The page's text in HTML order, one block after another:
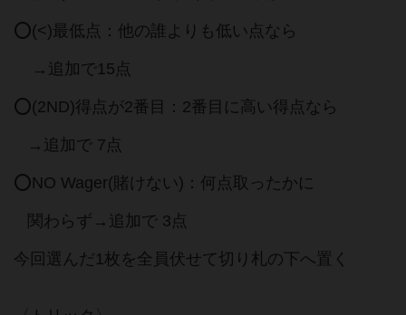
⭕️(<)最低点：他の誰よりも低い点なら
→追加で15点
⭕️(2ND)得点が2番目：2番目に高い得点なら
→追加で 7点
⭕️NO Wager(賭けない)：何点取ったかに
関わらず→追加で 3点
今回選んだ1枚を全員伏せて切り札の下へ置く